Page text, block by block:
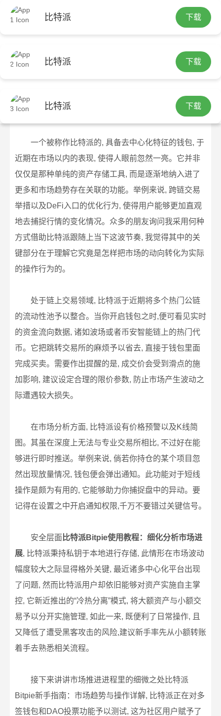
比特派 下载
比特派 下载
比特派 下载
比特派Bitpie新手指南：市场趋势与操
比特派Bitpie新手指南：市场趋势与操作详解
一个被称作比特派的, 具备去中心化特征的钱包, 于
近期在市场以内的表现, 使得人眼前忽然一亮。它并非
仅仅是那种单纯的资产存储工具, 而是逐渐地纳入进了
更多和市场趋势存在关联的功能。举例来说, 跨链交易
举措以及DeFi入口的优化行为, 使得用户能够更加直观
地去捕捉行情的变化情况。众多的朋友询问我采用何种
方式借助比特派跟随上当下这波节奏, 我觉得其中的关
键部分在于理解它究竟是怎样把市场的动向转化为实际
的操作行为的。
处于链上交易领域, 比特派于近期将多个热门公链
的流动性池予以整合。当你开启钱包之时,便可看见实时
的资金流向数据, 诸如波场或者币安智能链上的热门代
币。它把跳转交易所的麻烦予以省去, 直接于钱包里面
完成买卖。需要作出提醒的是, 成交价会受到滑点的施
加影响, 建议设定合理的限价参数, 防止市场产生波动之
际遭遇较大损失。
在市场分析方面, 比特派设有价格预警以及K线简
图。其虽在深度上无法与专业交易所相比, 不过好在能
够进行即时推送。举例来说, 倘若你持仓的某个项目忽
然出现放量情况, 钱包便会弹出通知。此功能对于短线
操作是颇为有用的, 它能够助力你捕捉盘中的异动。要
记得在设置之中开启通知权限,千万不要错过关键信号。
安全层面 比特派Bitpie使用教程：细化分析市场进
展, 比特派秉持私钥于本地进行存储, 此情形在市场波动
幅度较大之际显得格外关键, 最近诸多中心化平台出现
了问题, 然而比特派用户却依旧能够对资产实施自主掌
控, 它新近推出的“冷热分离”模式, 将大额资产与小额交
易予以分开实施管理, 如此一来, 既便利了日常操作, 且
又降低了遭受黑客攻击的风险,建议新手率先从小额转账
着手去熟悉相关流程。
接下来讲讲市场推进进程里的细微之处比特派
Bitpie新手指南：市场趋势与操作详解, 比特派正在对多
签钱包和DAO投票功能予以测试, 这为社区用户赋予了